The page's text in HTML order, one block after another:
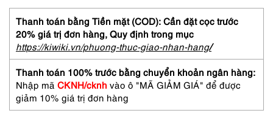
tay-
CRISTIAN
Italy
large
tote
bag-
Khá
mới
số
Thanh toán bằng Tiền mặt (COD): Cần đặt cọc trước
20% giá trị đơn hàng, Quy định trong mục
https://kiwiki.vn/phuong-thuc-giao-nhan-hang/
Thanh toán 100% trước bằng chuyển khoản ngân hàng:
Nhập mã CKNH/cknh vào ô "MÃ GIẢM GIÁ" để được
giảm 10% giá trị đơn hàng